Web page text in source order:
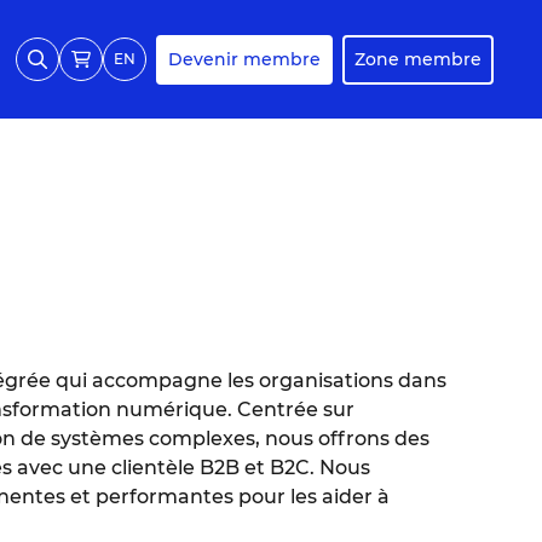
EN Devenir membre Zone membre
qui accompagne les organisations dans
numérique. Centrée sur
de systèmes complexes, nous offrons des
une clientèle B2B et B2C. Nous
et performantes pour les aider à